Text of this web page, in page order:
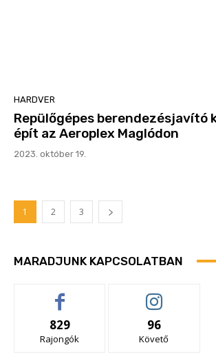
HARDVER
Repülőgépes berendezésjavító
épít az Aeroplex Maglódon
2023. október 19.
1 2 3
MARADJUNK KAPCSOLATBAN
829
Rajongók
96
Követő